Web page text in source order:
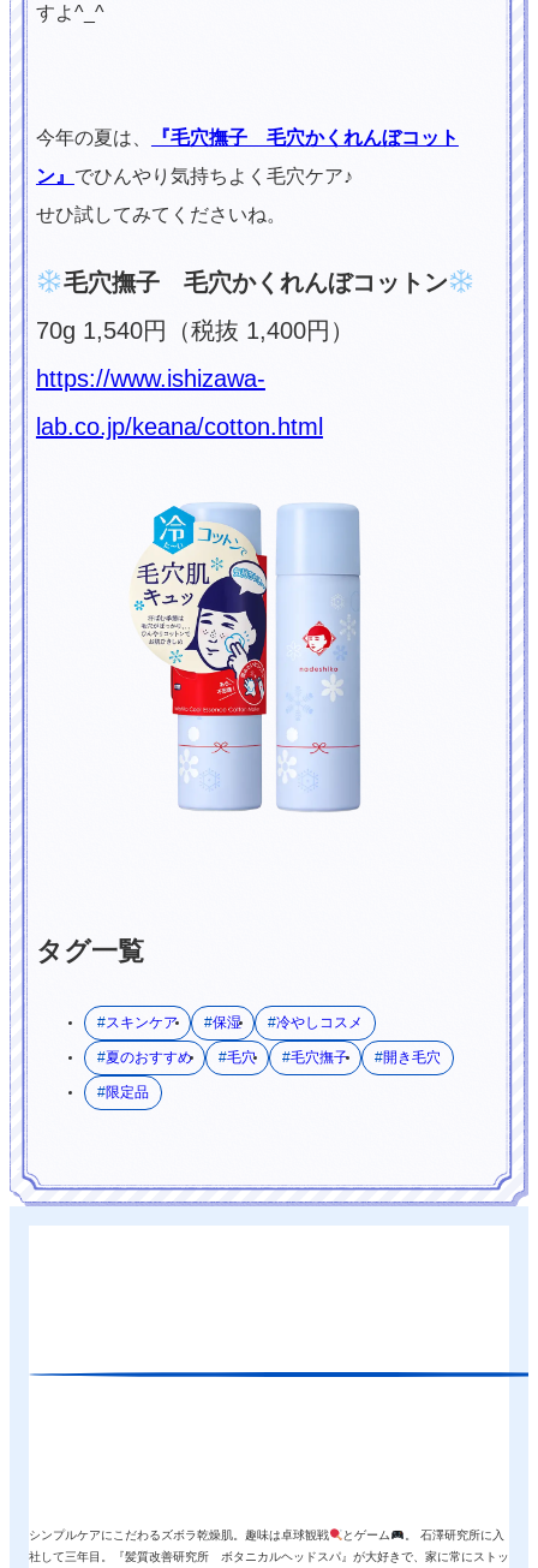
すよ^_^
今年の夏は、
『毛穴撫子 毛穴かくれんぼコット
ン』 でひんやり気持ちよく毛穴ケア♪
せひ試してみてくださいね。
毛穴撫子 毛穴かくれんぼコットン
70g 1,540円（税抜 1,400円）
https://www.ishizawa-
lab.co.jp/keana/cotton.html
タグ一覧
スキンケア 保湿 冷やしコスメ
夏のおすすめ 毛穴 毛穴撫子 開き毛穴
限定品
シンプルケアにこだわるズボラ乾燥肌。趣味は卓球観戦 とゲーム
。 石澤研究所に入
社して三年目。『髪質改善研究所 ボタニカルヘッドスパ』が大好きで、家に常にストッ